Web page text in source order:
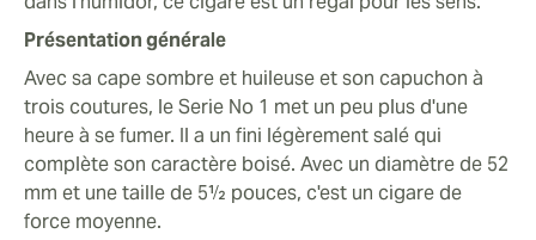
Présentation générale
Avec sa cape sombre et huileuse et son capuchon à
trois coutures, le Serie No 1 met un peu plus d'une
heure à se fumer. Il a un fini légèrement salé qui
complète son caractère boisé. Avec un diamètre de 52
mm et une taille de 5½ pouces, c'est un cigare de
force moyenne.